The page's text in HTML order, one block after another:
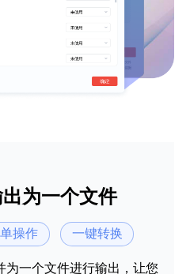
为一个文件
操作 一键转换
为一个文件进行输出，让您
越来越好~